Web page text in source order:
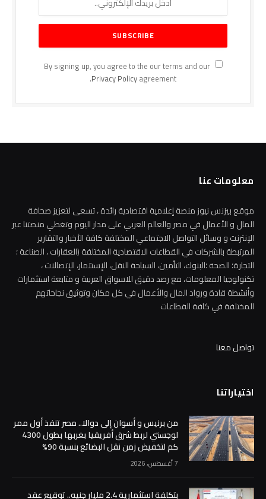
By signing up, you agree to the our terms and our
Privacy Policyagreement.
معلومات عنا
موقع بيزنس نيوز منصة إعلامية اقتصادية رائدة ، تسعى لتعزيز صحافة
المال و الأعمال في مصر والعالم العربي على مدار اليوم وتغطي منصتنا عبر
الإنترنت و وسائل التواصل الاجتماعي المختلفة كافة الأخبار والتقارير
المرتبطة بالشركات في القطاعات الاقتصادية المختلفة (العقارات ، الصناعة ؛
التجارة؛ الصحة ؛البنوك، التأمين، السياحة النقل، الإستثمار، الإتصالات ،
تكنولوجيا المعلومات، مع رصد دقيق للاسواق العربية و متابعة استثمارات
وأنشطة قادة ورواد المال والأعمال في كل مكان وتوثيق نجاحاتهم
المختلفة في كافة القطاعات
تواصل معنا
اختياراتنا
من برنيس و أسوان إلى دوالا.. مصر تنفذ أول ممر
لوجستي لربط شرق أفريقيا بغربها بطول 4300
كم لتخفيض زمن نقل البضائع بنسبة 90%
7 أغسطس، 2026
بتكلفة استثمارية 2.4 مليار جنيه.. توقيع عقد